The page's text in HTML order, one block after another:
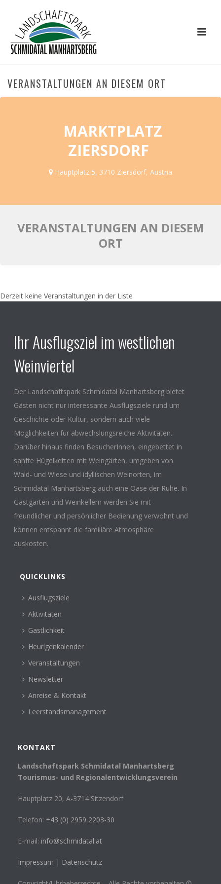
VERANSTALTUNGEN AN DIESEM ORT
MARKTPLATZ
ZIERSDORF
Hauptplatz 5, 3710 Ziersdorf, Austria
VERANSTALTUNGEN AN DIESEM
ORT
Derzeit keine Veranstaltungen in der Liste
Ihr Ausflugsziel im westlichen
Weinviertel
Der Landschaftspark Schmidatal Manhartsberg bietet
Gästen nicht nur interessante Ausflugsziele rund um
Geschichte oder Kultur, sondern auch viele
Möglichkeiten für abwechslungsreiche Aktivitäten.
Darüber hinaus finden BesucherInnen, eingebettet in
sanfte Hügelketten mit Weingärten, umgeben von
Wald- und Wiese und idyllischen Weinorten, im
Schmidatal Manhartsberg auch eine Oase der Ruhe. In
Gastgärten und Weinkellern werden Sie mit
freundlicher und persönlicher Bedienung verwöhnt und
können entspannt die familiäre Atmosphäre
auskosten.
QUICKLINKS
Ausflugsziele
Aktivitäten
Gastlichkeit
Heurigenkalender
Veranstaltungen
Newsletter
Anreise & Kontakt
Leerstandsmanagement
KONTAKT
Landschaftspark Schmidatal Manhartsberg
Tourismus- und Regionalentwicklungsverein
Hauptplatz 20, A-3714 Sitzendorf
Telefon: +43 (0) 2959 2203-30
E-mail: info@schmidatal.at
Impressum | Datenschutz